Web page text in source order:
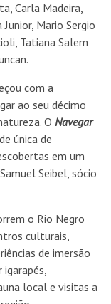
Carla Madeira,
Mario Sergio
Tatiana Salem
com a
ao seu décimo
O Navegar
única de
em um
Seibel, sócio
o Rio Negro
culturais,
de imersão
igarapés,
local e visitas a